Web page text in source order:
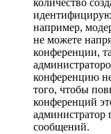
количество
например,
не можете
конференции,
конференцию
того, чтобы
конференций
администратор
сообщений.